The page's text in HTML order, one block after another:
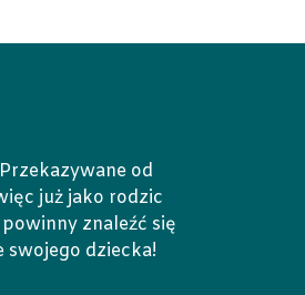
od
już jako rodzic
znaleźć się
swojego dziecka!